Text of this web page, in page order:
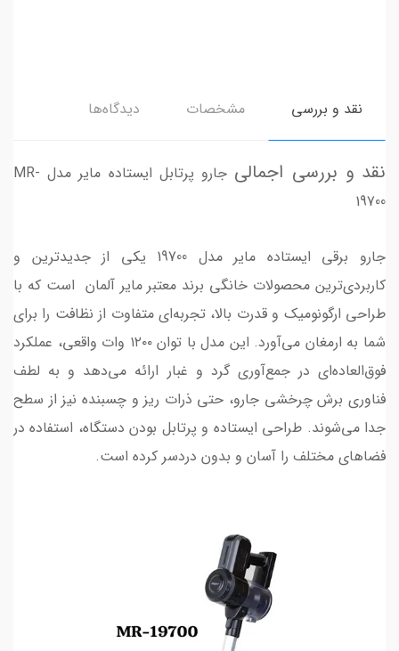
نقد و بررسی مشخصات دیدگاه‌ها
نقد و بررسی اجمالی
جارو پرتابل ایستاده مایر مدل MR-
19700
جارو برقی ایستاده مایر مدل 19700 یکی از جدیدترین و
کاربردی‌ترین محصولات خانگی برند معتبر مایر آلمان است که با
طراحی ارگونومیک و قدرت بالا، تجربه‌ای متفاوت از نظافت را برای
شما به ارمغان می‌آورد. این مدل با توان ۱۲۰۰ وات واقعی، عملکرد
فوق‌العاده‌ای در جمع‌آوری گرد و غبار ارائه می‌دهد و به لطف
فناوری برش چرخشی جارو، حتی ذرات ریز و چسبنده نیز از سطح
جدا می‌شوند. طراحی ایستاده و پرتابل بودن دستگاه، استفاده در
فضاهای مختلف را آسان و بدون دردسر کرده است.